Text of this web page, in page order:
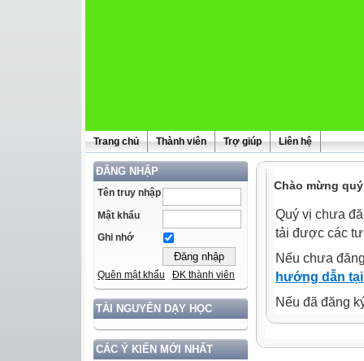
Trang chủ Thành viên Trợ giúp Liên hệ
ĐĂNG NHẬP
Tên truy nhập
Mật khẩu
Ghi nhớ
Quên mật khẩu ĐK thành viên
TÀI NGUYÊN DẠY HỌC
CÁC Ý KIẾN MỚI NHẤT
Chào mừng
Quý vị chưa
tải được các
Nếu chưa
hướng dẫn
Nếu đã đăng